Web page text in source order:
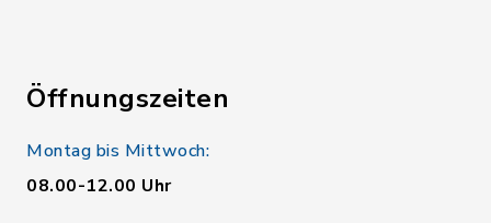
Öffnungszeiten
Montag bis Mittwoch:
08.00-12.00 Uhr